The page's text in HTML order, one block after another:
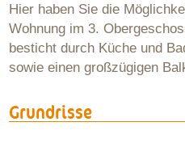
Hier haben Sie die
Wohnung im 3.
besticht durch Küche und
sowie einen großzügigen
Grundrisse